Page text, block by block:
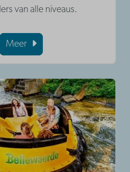
van alle niveaus.
Meer